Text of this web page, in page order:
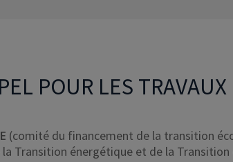
POUR LES
(comité du financement de la transition
Transition énergétique et de la